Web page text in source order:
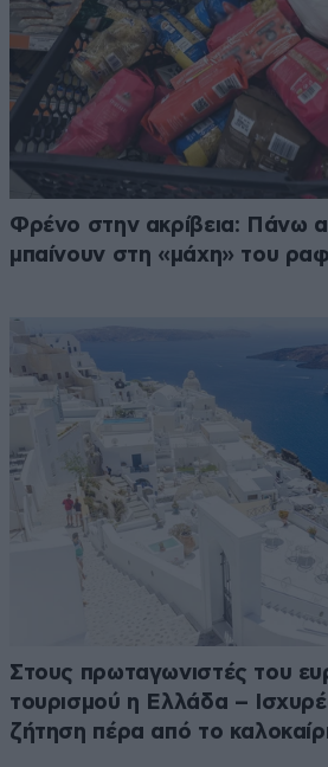
Φρένο στην ακρίβεια: Πάνω
μπαίνουν στη «μάχη» του
Στους πρωταγωνιστές του
τουρισμού η Ελλάδα –
ζήτηση πέρα από το